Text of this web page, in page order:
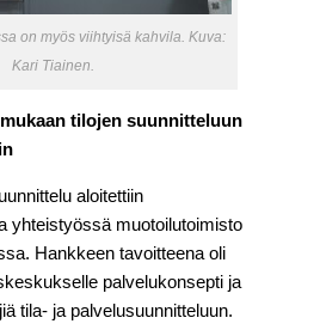
on myös viihtyisä kahvila. Kuva:
Kari Tiainen.
tilojen suunnitteluun
aloitettiin
yhteistyössä muotoilutoimisto
Hankkeen tavoitteena oli
palvelukonsepti ja
tila- ja palvelusuunnitteluun.